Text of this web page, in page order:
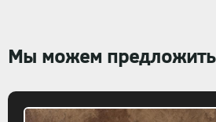
Мы можем предложить